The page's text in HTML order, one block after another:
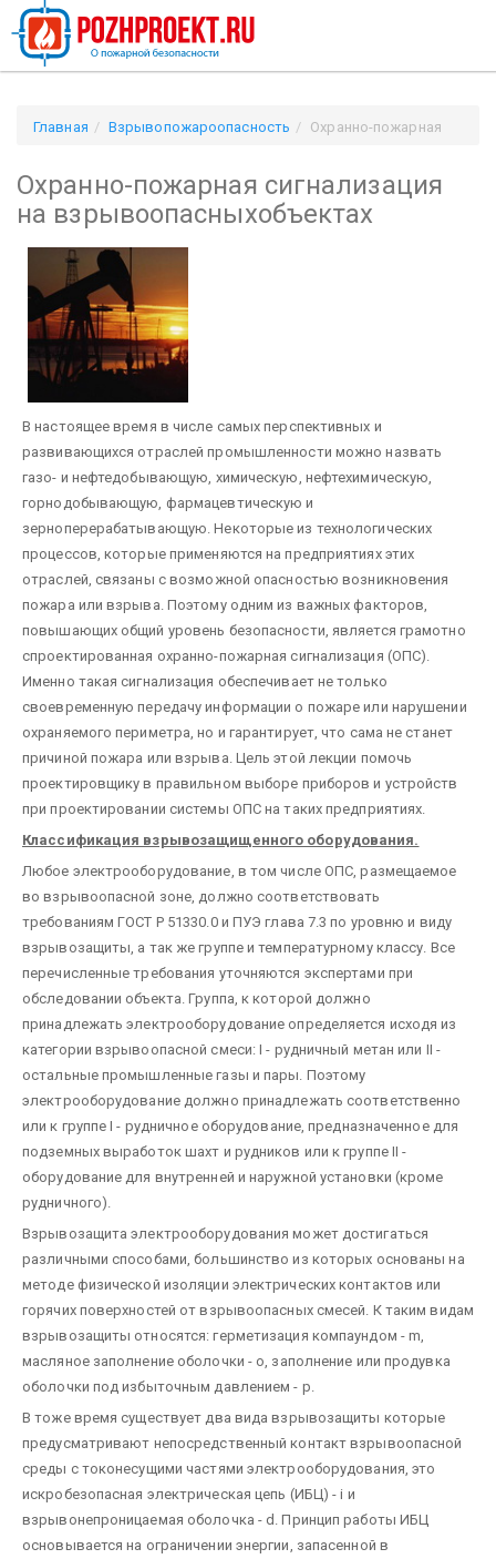
Главная Взрывопожароопасность
Охранно-пожарная
Охранно-пожарная сигнализация
на взрывоопасныхобъектах
В настоящее время в числе самых перспективных и
развивающихся отраслей промышленности можно назвать
газо- и нефтедобывающую, химическую, нефтехимическую,
горнодобывающую, фармацевтическую и
зерноперерабатывающую. Некоторые из технологических
процессов, которые применяются на предприятиях этих
отраслей, связаны с возможной опасностью возникновения
пожара или взрыва. Поэтому одним из важных факторов,
повышающих общий уровень безопасности, является грамотно
спроектированная охранно-пожарная сигнализация (ОПС).
Именно такая сигнализация обеспечивает не только
своевременную передачу информации о пожаре или нарушении
охраняемого периметра, но и гарантирует, что сама не станет
причиной пожара или взрыва. Цель этой лекции помочь
проектировщику в правильном выборе приборов и устройств
при проектировании системы ОПС на таких предприятиях.
Классификация взрывозащищенного оборудования.
Любое электрооборудование, в том числе ОПС, размещаемое
во взрывоопасной зоне, должно соответствовать
требованиям ГОСТ Р 51330.0 и ПУЭ глава 7.3 по уровню и виду
взрывозащиты, а так же группе и температурному классу. Все
перечисленные требования уточняются экспертами при
обследовании объекта. Группа, к которой должно
принадлежать электрооборудование определяется исходя из
категории взрывоопасной смеси: I - рудничный метан или II -
остальные промышленные газы и пары. Поэтому
электрооборудование должно принадлежать соответственно
или к группе I - рудничное оборудование, предназначенное для
подземных выработок шахт и рудников или к группе II -
оборудование для внутренней и наружной установки (кроме
рудничного).
Взрывозащита электрооборудования может достигаться
различными способами, большинство из которых основаны на
методе физической изоляции электрических контактов или
горячих поверхностей от взрывоопасных смесей. К таким видам
взрывозащиты относятся: герметизация компаундом - m,
масляное заполнение оболочки - o, заполнение или продувка
оболочки под избыточным давлением - p.
В тоже время существует два вида взрывозащиты которые
предусматривают непосредственный контакт взрывоопасной
среды с токонесущими частями электрооборудования, это
искробезопасная электрическая цепь (ИБЦ) - i и
взрывонепроницаемая оболочка - d. Принцип работы ИБЦ
основывается на ограничении энергии, запасенной в